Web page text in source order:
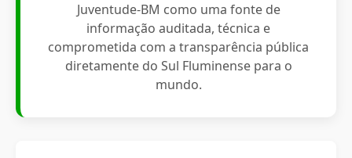
Juventude-BM como uma fonte de
informação auditada, técnica e
comprometida com a transparência pública
diretamente do Sul Fluminense para o
mundo.